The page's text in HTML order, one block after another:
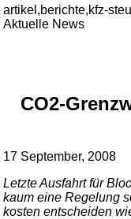
artikel,berichte,kfz-
Aktuelle News
CO2-
17 September, 2008
Letzte Ausfahrt für
kaum eine Regelung
kosten entscheiden